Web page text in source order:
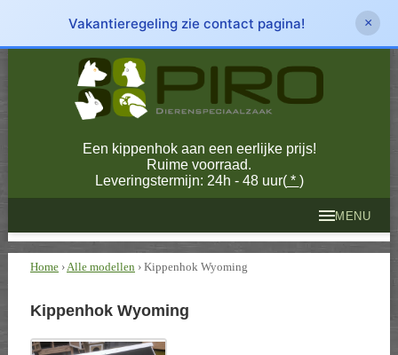
Vakantieregeling zie contact pagina! ×
Een kippenhok aan een eerlijke prijs!
Ruime voorraad.
Leveringstermijn: 24h - 48 uur(* )
MENU
Home ›Alle modellen › Kippenhok Wyoming
Kippenhok Wyoming